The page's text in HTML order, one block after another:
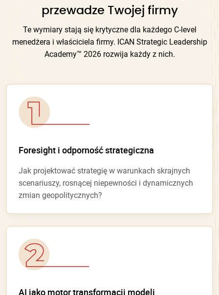
przewadze Twojej firmy
Te wymiary stają się krytyczne dla każdego C-level
menedżera i właściciela firmy. ICAN Strategic Leadership
Academy™ 2026 rozwija każdy z nich.
Foresight i odporność strategiczna
Jak projektować strategię w warunkach skrajnych
scenariuszy, rosnącej niepewności i dynamicznych
zmian geopolitycznych?
AI jako motor transformacji modeli